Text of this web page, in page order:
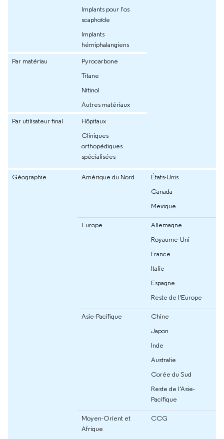
Implants pour l'os
scaphoïde
Implants
hémiphalangiens
Par matériau
Pyrocarbone
Titane
Nitinol
Autres matériaux
Par utilisateur final
Hôpitaux
Cliniques
orthopédiques
spécialisées
Géographie Amérique du Nord
États-Unis
Canada
Mexique
Europe
Allemagne
Royaume-Uni
France
Italie
Espagne
Reste de l'Europe
Asie-Pacifique
Chine
Japon
Inde
Australie
Corée du Sud
Reste de l'Asie-
Pacifique
Moyen-Orient et
Afrique
CCG